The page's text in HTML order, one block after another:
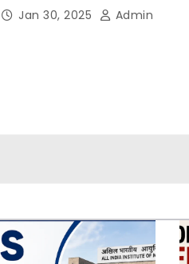
Jan 30, 2025 Admin